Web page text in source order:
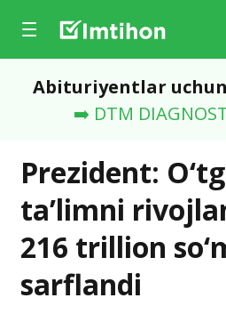
Abituriyentlar
➡️ DTM
Prezident:
ta’limni
216 trillion
sarflandi